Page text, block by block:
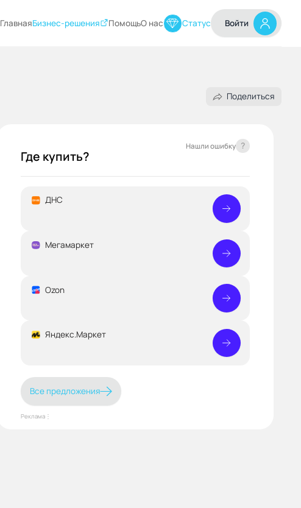
ГлавнаяБизнес-решения ПомощьО нас Статус Войти
Поделиться
Где купить?
Нашли ошибку ?
ДНС
Мегамаркет
Ozon
Яндекс.Маркет
Все предложения
Реклама⋮